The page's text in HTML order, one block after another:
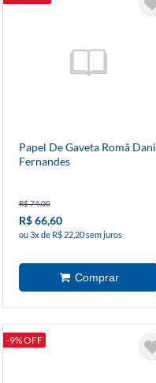
Papel De Gaveta Romã Dani
Fernandes
R$ 74,00
R$ 66,60
ou 3x de R$ 22,20 sem juros
-9% OFF